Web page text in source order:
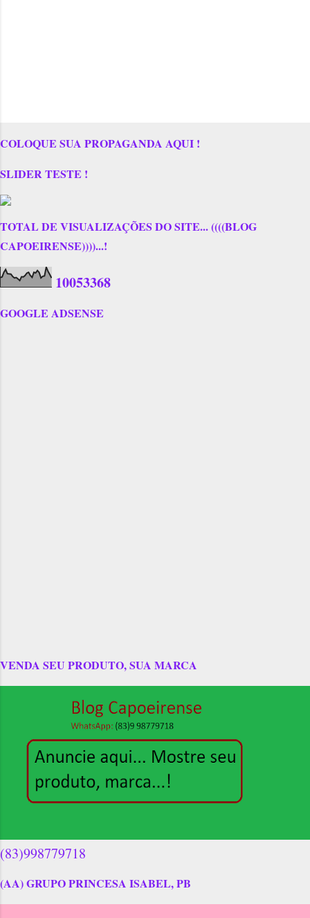
COLOQUE SUA PROPAGANDA AQUI !
SLIDER TESTE !
TOTAL DE VISUALIZAÇÕES DO SITE... ((((BLOG
CAPOEIRENSE))))...!
10053368
GOOGLE ADSENSE
VENDA SEU PRODUTO, SUA MARCA
(83)998779718
(AA) GRUPO PRINCESA ISABEL, PB